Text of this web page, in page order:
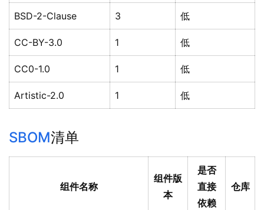
BSD-2-Clause 3 低
CC-BY-3.0 1 低
CC0-1.0 1 低
Artistic-2.0 1 低
SBOM清单
组件名称
组件版
本
是否
直接
依赖
仓库